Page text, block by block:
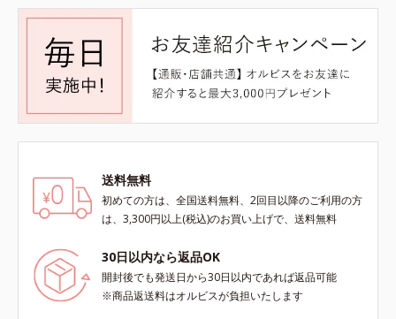
送料無料
初めての方は、全国送料無料、2回目以降のご利用の方
は、3,300円以上(税込)のお買い上げで、送料無料
30日以内なら返品OK
開封後でも発送日から30日以内であれば返品可能
※商品返送料はオルビスが負担いたします